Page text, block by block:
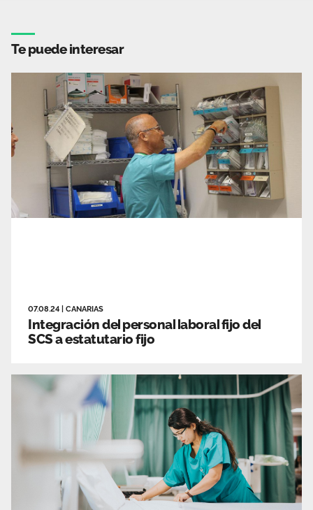
Te puede interesar
07.08.24 CANARIAS
Integración del personal laboral fijo del
SCS a estatutario fijo